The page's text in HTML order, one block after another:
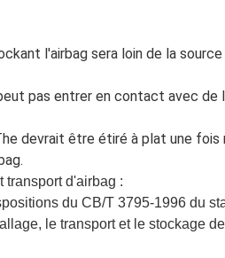
l'airbag sera loin de la source
pas entrer en contact avec de
devrait être étiré à plat une
transport d'airbag :
du CB/T 3795-1996 du
le transport et le stockage